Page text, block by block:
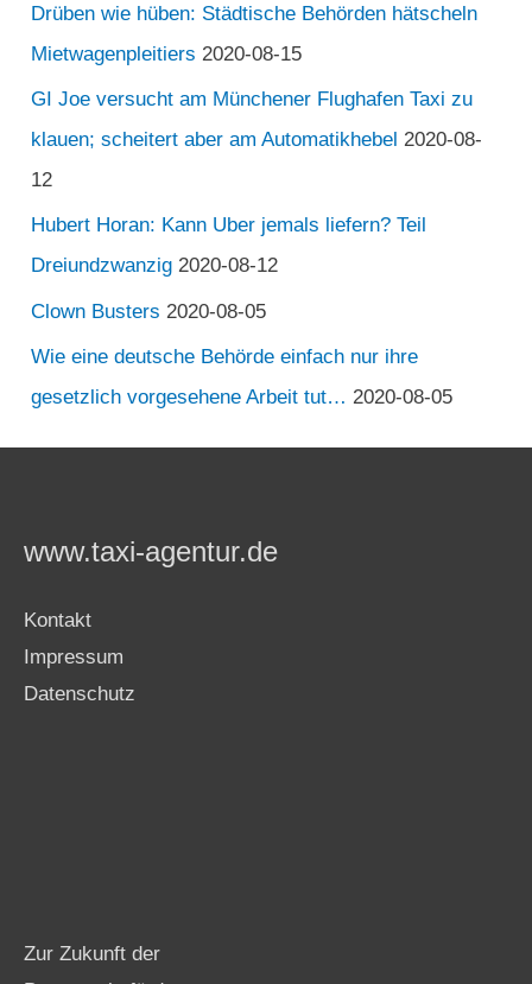
Drüben wie hüben: Städtische Behörden hätscheln
Mietwagenpleitiers 2020-08-15
GI Joe versucht am Münchener Flughafen Taxi zu
klauen; scheitert aber am Automatikhebel 2020-08-
12
Hubert Horan: Kann Uber jemals liefern? Teil
Dreiundzwanzig 2020-08-12
Clown Busters 2020-08-05
Wie eine deutsche Behörde einfach nur ihre
gesetzlich vorgesehene Arbeit tut… 2020-08-05
www.taxi-agentur.de
Kontakt
Impressum
Datenschutz
Zur Zukunft der